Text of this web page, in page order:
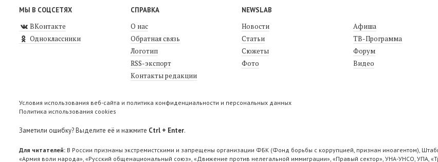
МЫ В СОЦСЕТЯХ
ВКонтакте
Одноклассники
СПРАВКА
О нас
Обратная связь
Логотип
RSS-экспорт
Контакты редакции
NEWSLAB
Новости
Статьи
Сюжеты
Фото
Афиша
ТВ-Программа
Форум
Видео
Условия использования веб-сайта и политика конфиденциальности и персональных данных
Политика использования cookies
Заметили ошибку? Выделите её и нажмите Ctrl + Enter.
Для читателей: В России признаны экстремистскими и запрещены организации ФБК (Фонд борьбы с коррупцией, признан иноагентом),
«Армия воли народа», «Русский общенациональный союз», «Движение против нелегальной иммиграции», «Правый сектор», УНА-УНСО, УПА,